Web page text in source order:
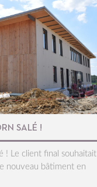
SALÉ !
! Le client final souhaitait
nouveau bâtiment en